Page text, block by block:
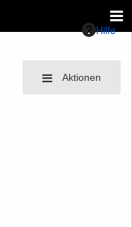
Hilfe
Aktionen